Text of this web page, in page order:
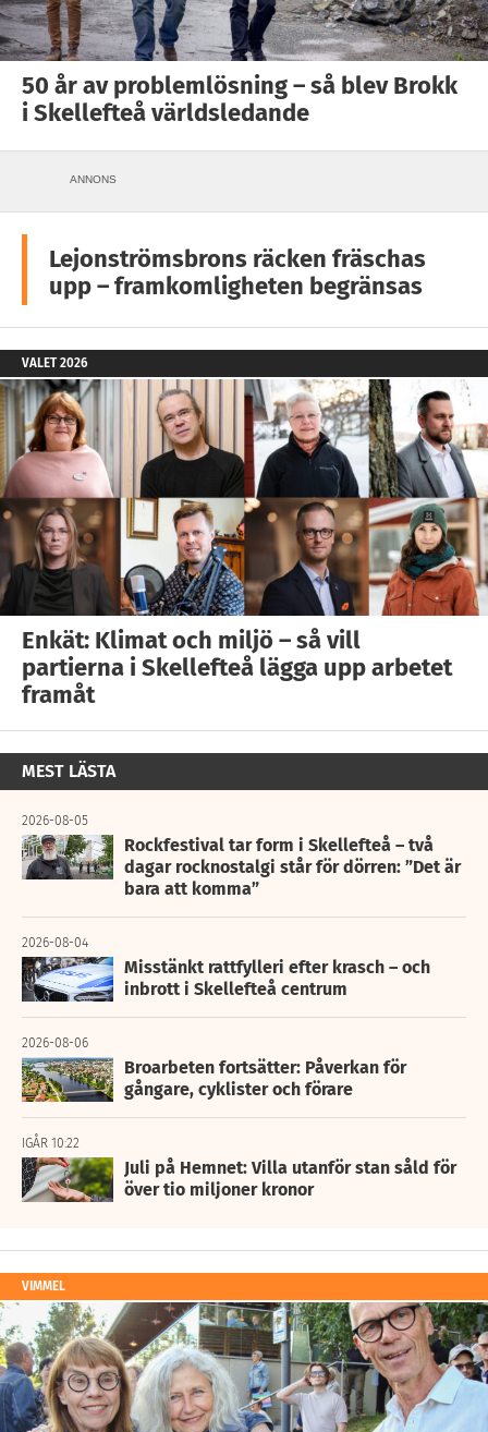
50 år av problemlösning – så blev Brokk
i Skellefteå världsledande
ANNONS
Lejonströmsbrons räcken fräschas
upp – framkomligheten begränsas
VALET 2026
Enkät: Klimat och miljö – så vill
partierna i Skellefteå lägga upp arbetet
framåt
MEST LÄSTA
2026-08-05
Rockfestival tar form i Skellefteå – två
dagar rocknostalgi står för dörren: ”Det är
bara att komma”
2026-08-04
Misstänkt rattfylleri efter krasch – och
inbrott i Skellefteå centrum
2026-08-06
Broarbeten fortsätter: Påverkan för
gångare, cyklister och förare
IGÅR 10:22
Juli på Hemnet: Villa utanför stan såld för
över tio miljoner kronor
VIMMEL